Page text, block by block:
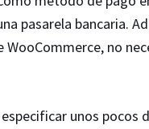
pasarela bancaria.
no
unos pocos